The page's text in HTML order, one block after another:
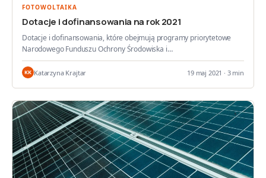
FOTOWOLTAIKA
Dotacje i dofinansowania na rok 2021
Dotacje i dofinansowania, które obejmują programy priorytetowe
Narodowego Funduszu Ochrony Środowiska i…
KK Katarzyna Krajtar 19 maj 2021 · 3 min